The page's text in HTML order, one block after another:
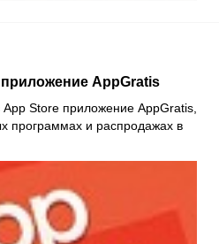
AppGratis
Store приложение AppGratis,
программах и распродажах в